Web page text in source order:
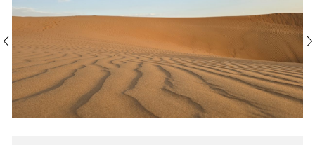
moschei spectaculoase, vei descoperi sate de lut si
sistemele traditionale de irigatii falaj, vei savura
ospitalitatea beduinilor si vei sta de veghe pe plaja
unde broastele testoase verzi isi depun ouale. Totul intr-
un tur privat cu ghid/sofer vorbitor de engleza, cazari
de calitate superioara si nenumarate experiente care iti
vor taia respiratia.